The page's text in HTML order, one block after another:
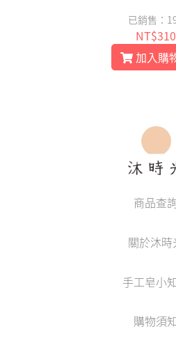
已銷售：
NT$310
加入購
商品查
關於沐時
手工皂小
購物須